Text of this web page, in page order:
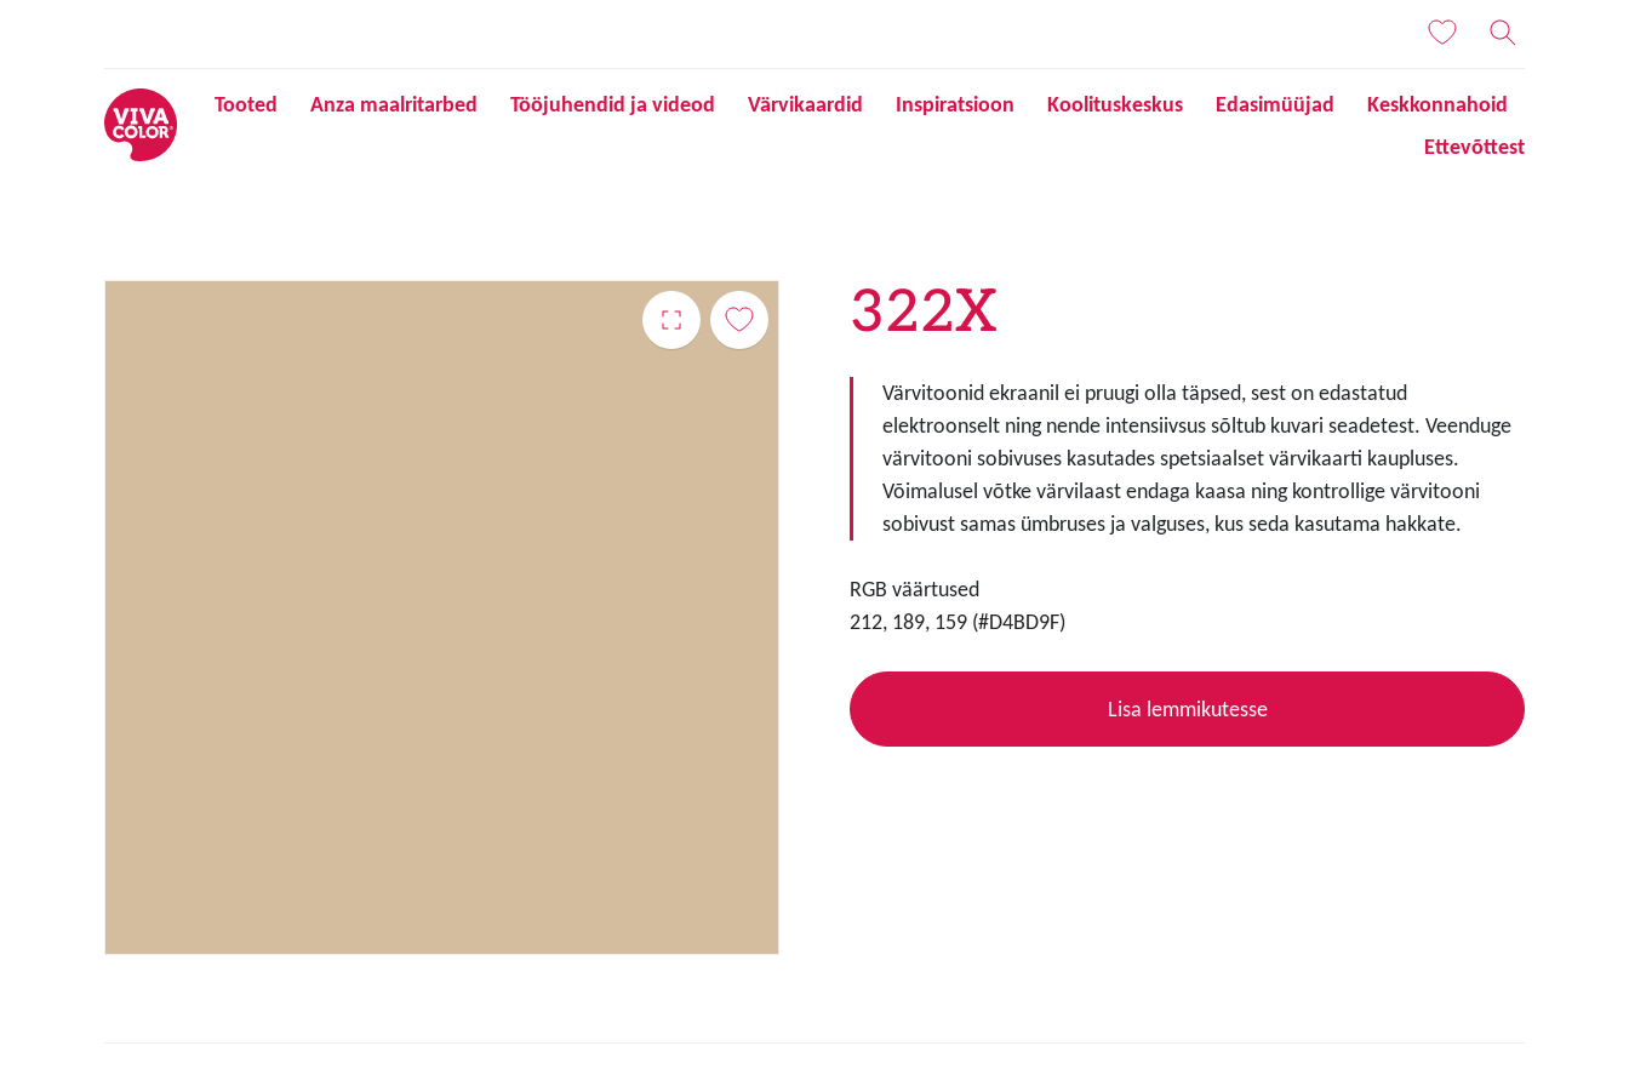
Tooted Anza maalritarbed Tööjuhendid ja videod Värvikaardid Inspiratsioon Koolituskeskus Edasimüüjad
Keskkonnahoid
Ettevõttest
322X
Värvitoonid ekraanil ei pruugi olla täpsed, sest on edastatud
elektroonselt ning nende intensiivsus sõltub kuvari seadetest. Veenduge
värvitooni sobivuses kasutades spetsiaalset värvikaarti kaupluses.
Võimalusel võtke värvilaast endaga kaasa ning kontrollige värvitooni
sobivust samas ümbruses ja valguses, kus seda kasutama hakkate.
RGB väärtused
212, 189, 159 (#D4BD9F)
Lisa lemmikutesse